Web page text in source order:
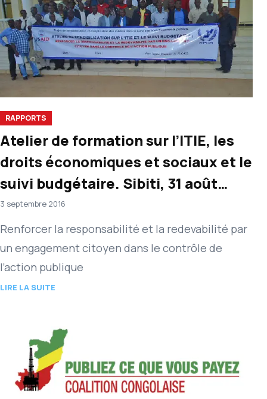
RAPPORTS
Atelier de formation sur l’ITIE, les
droits économiques et sociaux et le
suivi budgétaire. Sibiti, 31 août
2016
3 septembre 2016
Renforcer la responsabilité et la redevabilité par
un engagement citoyen dans le contrôle de
l’action publique
LIRE LA SUITE